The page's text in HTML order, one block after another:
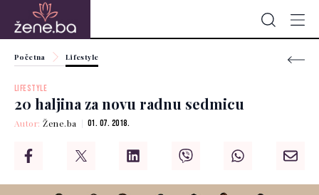
Početna Lifestyle
LIFESTYLE
20 haljina za novu radnu sedmicu
Autor:Žene.ba 01. 07. 2018.